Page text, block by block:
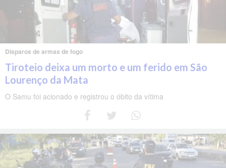
Disparos de armas de fogo
Tiroteio deixa um morto e um ferido em São
Lourenço da Mata
O Samu foi acionado e registrou o óbito da vítima